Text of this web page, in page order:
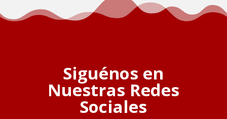
Siguénos en
Nuestras Redes
Sociales